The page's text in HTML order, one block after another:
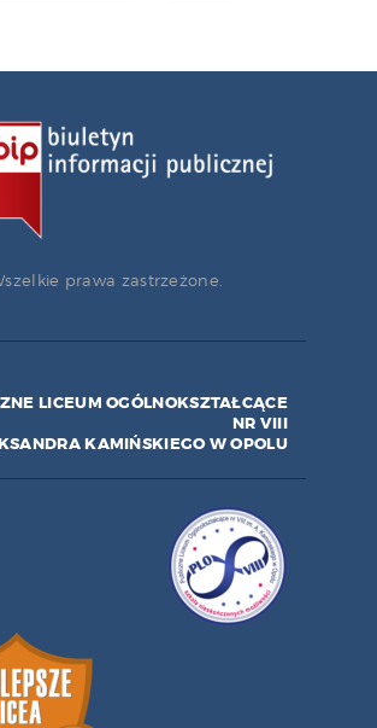
prawa zastrzeżone.
LICEUM OGÓLNOKSZTAŁCĄCE
NR VIII
KAMIŃSKIEGO W OPOLU